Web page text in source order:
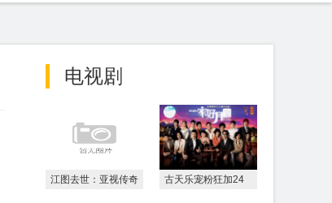
电视剧
江图去世：亚视传奇
古天乐宠粉狂加24